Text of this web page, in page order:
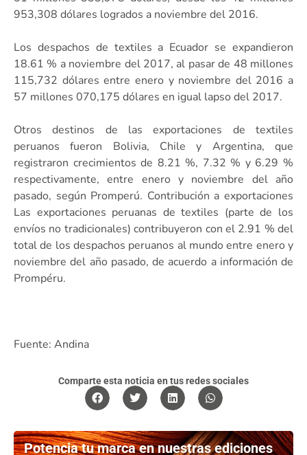
953,308 dólares logrados a noviembre del 2016.
Los despachos de textiles a Ecuador se expandieron
18.61 % a noviembre del 2017, al pasar de 48 millones
115,732 dólares entre enero y noviembre del 2016 a
57 millones 070,175 dólares en igual lapso del 2017.
Otros destinos de las exportaciones de textiles
peruanos fueron Bolivia, Chile y Argentina, que
registraron crecimientos de 8.21 %, 7.32 % y 6.29 %
respectivamente, entre enero y noviembre del año
pasado, según Promperú. Contribución a exportaciones
Las exportaciones peruanas de textiles (parte de los
envíos no tradicionales) contribuyeron con el 2.91 % del
total de los despachos peruanos al mundo entre enero y
noviembre del año pasado, de acuerdo a información de
Prompéru.
Fuente: Andina
Comparte esta noticia en tus redes sociales
Potencia tu marca en nuestras ediciones